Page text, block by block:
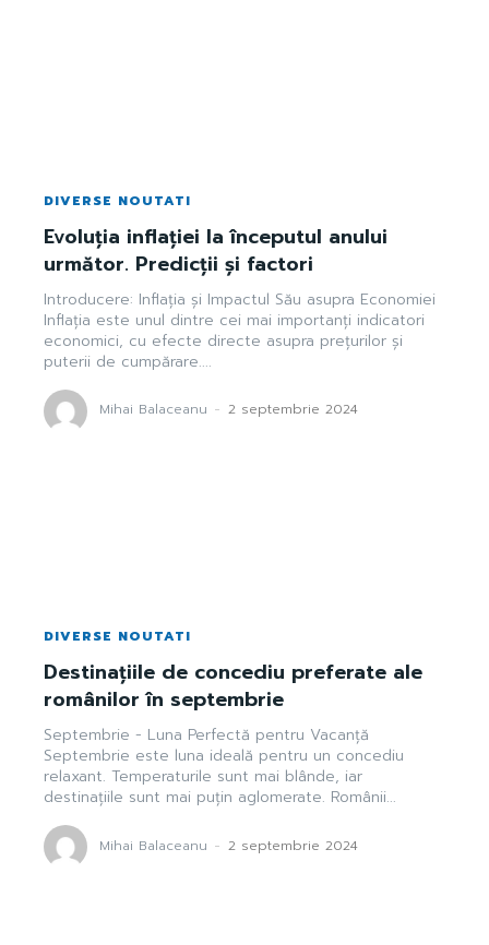
DIVERSE NOUTATI
Evoluția inflației la începutul anului
următor. Predicții și factori
Introducere: Inflația și Impactul Său asupra Economiei
Inflația este unul dintre cei mai importanți indicatori
economici, cu efecte directe asupra prețurilor și
puterii de cumpărare....
Mihai Balaceanu - 2 septembrie 2024
DIVERSE NOUTATI
Destinațiile de concediu preferate ale
românilor în septembrie
Septembrie - Luna Perfectă pentru Vacanță
Septembrie este luna ideală pentru un concediu
relaxant. Temperaturile sunt mai blânde, iar
destinațiile sunt mai puțin aglomerate. Românii...
Mihai Balaceanu - 2 septembrie 2024